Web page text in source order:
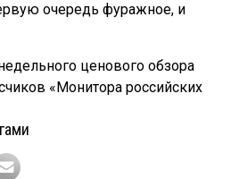
очередь фуражное, и
ценового обзора
«Монитора российских